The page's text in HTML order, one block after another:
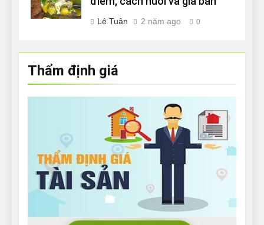
Lê Tuân 2 năm ago 0
Thẩm định giá